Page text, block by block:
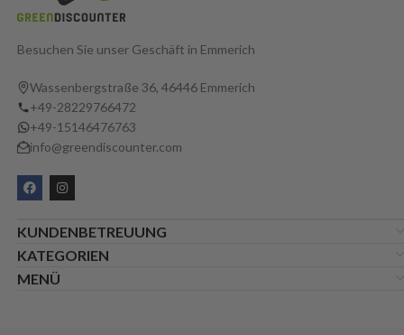
Besuchen Sie unser Geschäft in Emmerich
Wassenbergstraße 36, 46446 Emmerich
+49-28229766472
+49-15146476763
info@greendiscounter.com
KUNDENBETREUUNG
KATEGORIEN
MENÜ